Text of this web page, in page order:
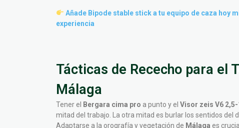
Añade Bipode stable stick a tu equipo de caza hoy
experiencia
Tácticas de Rececho para el
Málaga
Tener el Bergara cima pro a punto y el Visor zeis V6 2,5-
mitad del trabajo. La otra mitad es burlar los sentidos del
Adaptarse a la orografía y vegetación de Málaga es crucial.